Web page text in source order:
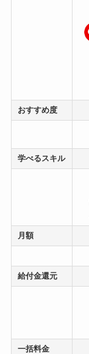
おすすめ度
学べるスキル
月額
給付金還元
一括料金